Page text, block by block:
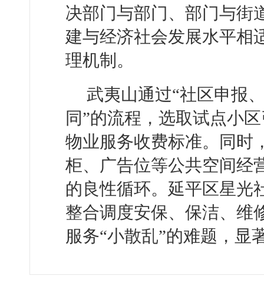
决部门与部门、部门与街
建与经济社会发展水平相
理机制。
武夷山通过“社区申报
同”的流程，选取试点小
物业服务收费标准。同时
柜、广告位等公共空间经
的良性循环。延平区星光
整合调度安保、保洁、维
服务“小散乱”的难题，显